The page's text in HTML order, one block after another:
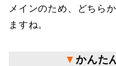
メインのため、どちら
ますね。
▼ かんた